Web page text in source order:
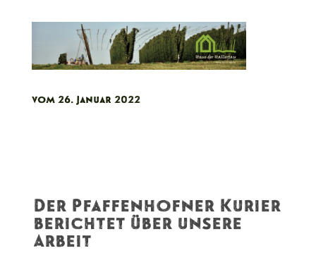
vom 26. Januar 2022
Der Pfaffenhofner Kurier
berichtet über unsere
Arbeit